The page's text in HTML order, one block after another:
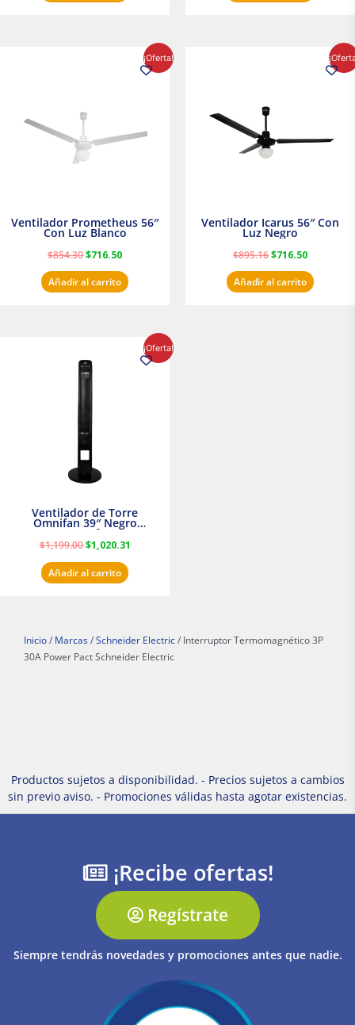
¡Oferta!
Ventilador Prometheus 56″
Con Luz Blanco
$854.30$716.50
precio
actual
Añadir al carrito
Ventilador Icarus 56″ Con
Luz Negro
$895.16$716.50
precio
actual
Añadir al carrito
¡Oferta!
Ventilador de Torre
Omnifan 39″ Negro
Masterfan
$1,199.00
original
era:
$1,020.31
precio
actual
Añadir al carrito
Inicio / Marcas / Schneider Electric / Interruptor Termomagnético 3P
30A Power Pact Schneider Electric
Productos sujetos a disponibilidad. - Precios sujetos a cambios
sin previo aviso. - Promociones válidas hasta agotar existencias.
¡Recibe ofertas!
Regístrate
Siempre tendrás novedades y promociones antes que nadie.